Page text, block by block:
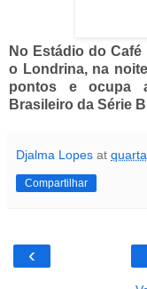
No Estádio do
o Londrina, na
pontos e ocupa
Brasileiro da Série
Djalma Lopes at
Compartilhar
‹